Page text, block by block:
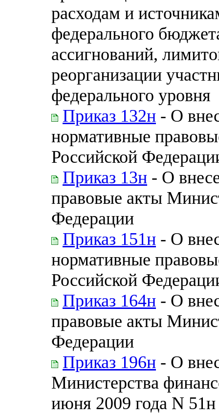
расходам и
федерального
ассигнований,
реорганизации
федерального уровня
Приказ 132н - О
нормативные
Российской
Приказ 13н - О
правовые акты
Федерации
Приказ 151н - О
нормативные
Российской
Приказ 164н - О
правовые акты
Федерации
Приказ 196н - О
Министерства
июня 2009 года N